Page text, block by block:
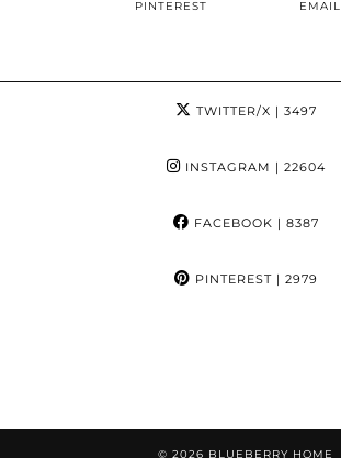
PINTEREST EMAIL
TWITTER/X | 3497
INSTAGRAM | 22604
FACEBOOK | 8387
PINTEREST| 2979
© 2026 BLUEBERRY HOME